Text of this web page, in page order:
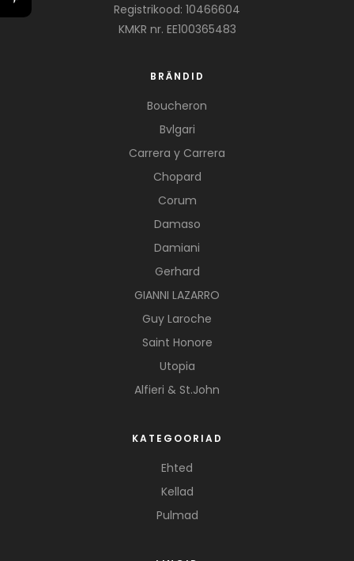
Registrikood: 10466604
KMKR nr. EE100365483
BRÄNDID
Boucheron
Bvlgari
Carrera y Carrera
Chopard
Corum
Damaso
Damiani
Gerhard
GIANNI LAZARRO
Guy Laroche
Saint Honore
Utopia
Alfieri & St.John
KATEGOORIAD
Ehted
Kellad
Pulmad